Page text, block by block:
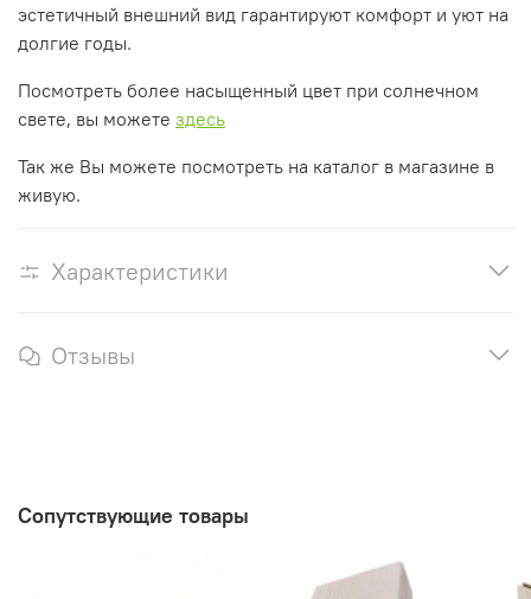
эстетичный внешний вид гарантируют комфорт и уют на
долгие годы.
Посмотреть более насыщенный цвет при солнечном
свете, вы можете здесь
Так же Вы можете посмотреть на каталог в магазине в
живую.
Характеристики
Отзывы
Сопутствующие товары